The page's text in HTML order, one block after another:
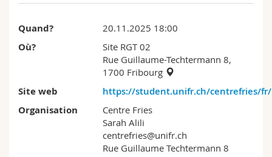
MyUnifr
Quand? 20.11.2025 18:00
Où?
Site RGT 02
Rue Guillaume-Techtermann 8,
1700 Fribourg
Site web
https://student.unifr.ch/centrefries/fr/
Organisation
Centre Fries
Sarah Alili
centrefries@unifr.ch
Rue Guillaume Techtermann 8